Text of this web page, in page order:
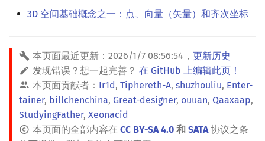
3D 空间基础概念之一：点、向量（矢量）和齐次坐标
本页面最近更新： 2026/1/7 08:56:54 ， 更新历史
发现错误？想一起完善？ 在 GitHub 上编辑此页！
本页面贡献者： Ir1d , Tiphereth-A, shuzhouliu, Enter-
tainer, billchenchina, Great-designer, ouuan, Qaaxaap,
StudyingFather, Xeonacid
本页面的全部内容在 CC BY-SA 4.0 和 SATA协议之条